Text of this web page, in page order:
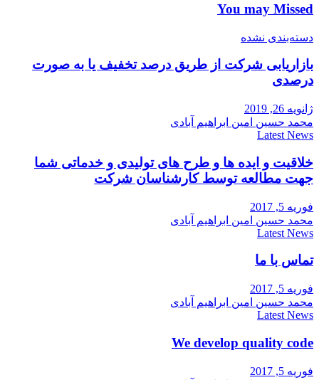
You may Missed
دسته‌بندی نشده
بازاریابی شرکت از طریق درصد تخفیف یا به صورت
درصدی
ژانویه 26, 2019
محمد حسین امین ابراهیم آبادی
Latest News
خلاقیت و ایده ها و طرح های تولیدی و خدماتی شما
جهت مطالعه توسط کارشناسان شرکت
فوریه 5, 2017
محمد حسین امین ابراهیم آبادی
Latest News
تماس با ما
فوریه 5, 2017
محمد حسین امین ابراهیم آبادی
Latest News
We develop quality code
فوریه 5, 2017